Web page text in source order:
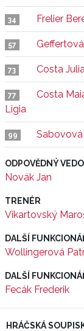
34 Frelier
57
73 Costa
77
Costa
Ligia
99
ODPOVĚDNÝ
Novák Jan
TRENÉR
Vikartovský
DALŠÍ
Wollingerová
DALŠÍ
Fecák Frederik
HRÁČSKÁ